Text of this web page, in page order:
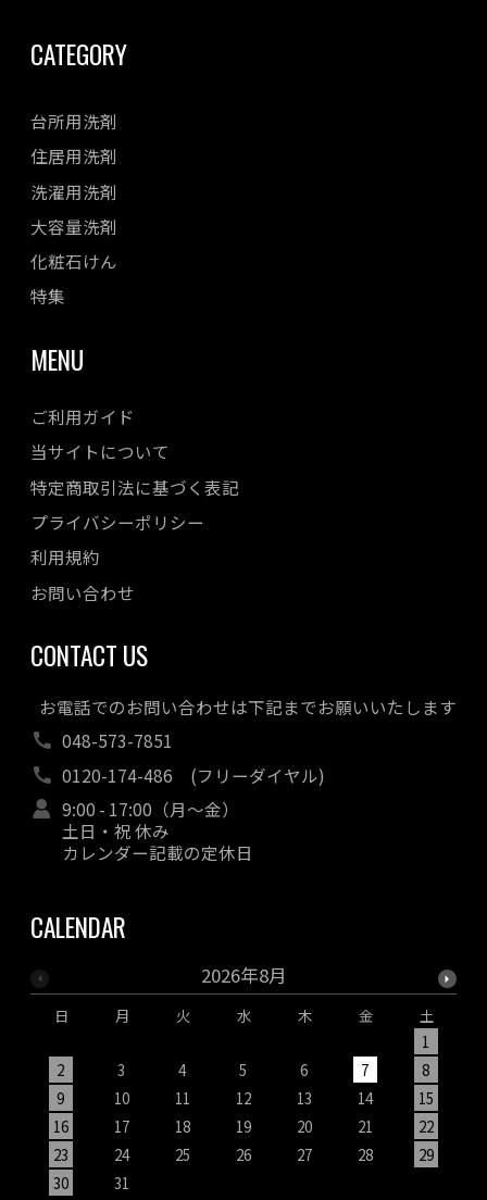
CATEGORY
台所用洗剤
住居用洗剤
洗濯用洗剤
大容量洗剤
化粧石けん
特集
MENU
ご利用ガイド
当サイトについて
特定商取引法に基づく表記
プライバシーポリシー
利用規約
お問い合わせ
CONTACT US
お電話でのお問い合わせは下記までお願いいたします
048-573-7851
0120-174-486 (フリーダイヤル)
9:00 - 17:00（月～金）
土日・祝 休み
カレンダー記載の定休日
CALENDAR
2026年8月
日 月 火 水 木 金
土
1
2
3 4 5 6 7
8
9
10 11 12 13 14
15
16
17 18 19 20 21
22
23
24 25 26 27 28
29
30
31